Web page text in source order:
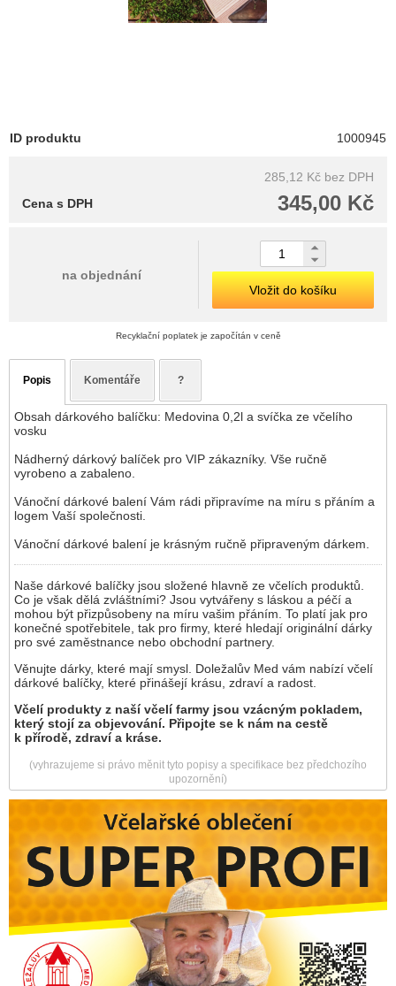
ID produktu 1000945
285,12 Kč bez DPH
345,00 Kč
Cena s DPH
na objednání
Vložit do košíku
Recyklační poplatek je započítán v ceně
Popis Komentáře ?
Obsah dárkového balíčku: Medovina 0,2l a svíčka ze včelího
vosku
Nádherný dárkový balíček pro VIP zákazníky. Vše ručně
vyrobeno a zabaleno.
Vánoční dárkové balení Vám rádi připravíme na míru s přáním a
logem Vaší společnosti.
Vánoční dárkové balení je krásným ručně připraveným dárkem.
Naše dárkové balíčky jsou složené hlavně ze včelích produktů.
Co je však dělá zvláštními? Jsou vytvářeny s láskou a péčí a
mohou být přizpůsobeny na míru vašim přáním. To platí jak pro
konečné spotřebitele, tak pro firmy, které hledají originální dárky
pro své zaměstnance nebo obchodní partnery.
Věnujte dárky, které mají smysl. Doležalův Med vám nabízí včelí
dárkové balíčky, které přinášejí krásu, zdraví a radost.
Včelí produkty z naší včelí farmy jsou vzácným pokladem,
který stojí za objevování. Připojte se k nám na cestě
k přírodě, zdraví a kráse.
(vyhrazujeme si právo měnit tyto popisy a specifikace bez předchozího
upozornění)